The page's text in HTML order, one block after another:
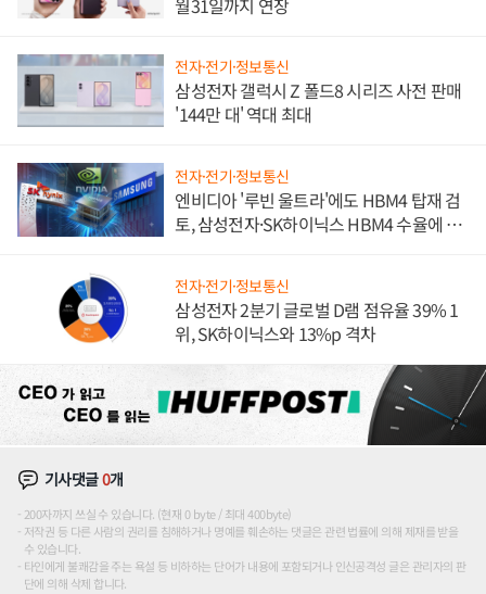
전자·전기·정보통신
삼성전자 갤럭시 Z 폴드8 시리즈 사전 판매
'144만 대' 역대 최대
전자·전기·정보통신
엔비디아 '루빈 울트라'에도 HBM4 탑재 검
토, 삼성전자·SK하이닉스 HBM4 수율에 주
전자·전기·정보통신
삼성전자 2분기 글로벌 D램 점유율 39% 1
위, SK하이닉스와 13%p 격차
기사댓글0개
200자까지 쓰실 수 있습니다. (현재 0 byte / 최대 400byte)
저작권 등 다른 사람의 권리를 침해하거나 명예를 훼손하는 댓글은 관련 법률에 의해 제재를 받을
수 있습니다.
타인에게 불쾌감을 주는 욕설 등 비하하는 단어가 내용에 포함되거나 인신공격성 글은 관리자의 판
단에 의해 삭제 합니다.